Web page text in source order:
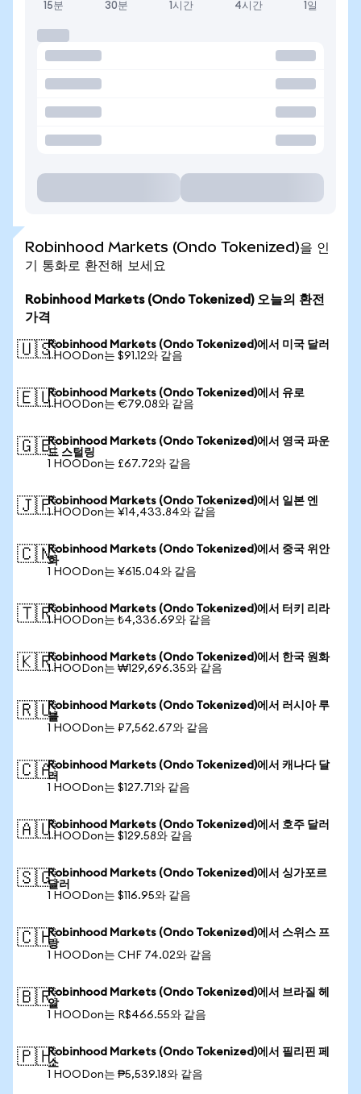
15분 30분 1시간 4시간 1일
Robinhood Markets (Ondo Tokenized)을 인
기 통화로 환전해 보세요
Robinhood Markets (Ondo Tokenized) 오늘의 환전
가격
🇺🇸Robinhood Markets (Ondo Tokenized)에서 미국 달러
1 HOODon는 $91.12와 같음
🇪🇺Robinhood Markets (Ondo Tokenized)에서 유로
1 HOODon는 €79.08와 같음
🇬🇧Robinhood Markets (Ondo Tokenized)에서 영국 파운
드 스털링
1 HOODon는 £67.72와 같음
🇯🇵Robinhood Markets (Ondo Tokenized)에서 일본 엔
1 HOODon는 ¥14,433.84와 같음
🇨🇳Robinhood Markets (Ondo Tokenized)에서 중국 위안
화
1 HOODon는 ¥615.04와 같음
🇹🇷Robinhood Markets (Ondo Tokenized)에서 터키 리라
1 HOODon는 ₺4,336.69와 같음
🇰🇷Robinhood Markets (Ondo Tokenized)에서 한국 원화
1 HOODon는 ₩129,696.35와 같음
🇷🇺Robinhood Markets (Ondo Tokenized)에서 러시아 루
블
1 HOODon는 ₽7,562.67와 같음
🇨🇦Robinhood Markets (Ondo Tokenized)에서 캐나다 달
러
1 HOODon는 $127.71와 같음
🇦🇺Robinhood Markets (Ondo Tokenized)에서 호주 달러
1 HOODon는 $129.58와 같음
🇸🇬Robinhood Markets (Ondo Tokenized)에서 싱가포르
달러
1 HOODon는 $116.95와 같음
🇨🇭Robinhood Markets (Ondo Tokenized)에서 스위스 프
랑
1 HOODon는 CHF 74.02와 같음
🇧🇷Robinhood Markets (Ondo Tokenized)에서 브라질 헤
알
1 HOODon는 R$466.55와 같음
🇵🇭Robinhood Markets (Ondo Tokenized)에서 필리핀 페
소
1 HOODon는 ₱5,539.18와 같음